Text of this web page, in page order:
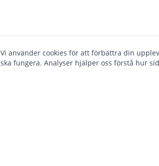
Vi använder cookies för att förbättra din
ska fungera. Analyser hjälper oss förstå hur